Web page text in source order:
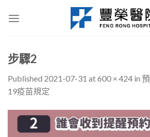
步驟2
Published 2021-07-31 at600 × 424 in
19疫苗規定